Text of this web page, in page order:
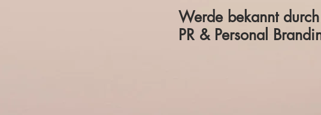
Werde bekannt durch
PR & Personal